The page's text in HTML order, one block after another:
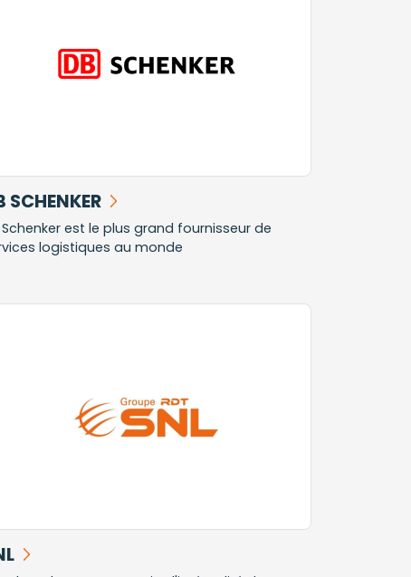
SCHENKER
Schenker est le plus grand fournisseur de
logistiques au monde